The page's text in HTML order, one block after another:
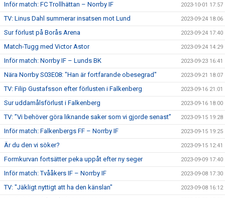
Inför match: FC Trollhättan – Norrby IF 2023-10-01 17:57
TV: Linus Dahl summerar insatsen mot Lund 2023-09-24 18:06
Sur förlust på Borås Arena 2023-09-24 17:40
Match-Tugg med Victor Astor 2023-09-24 14:29
Inför match: Norrby IF – Lunds BK 2023-09-23 16:41
Nära Norrby S03E08: "Han är fortfarande obesegrad" 2023-09-21 18:07
TV: Filip Gustafsson efter förlusten i Falkenberg 2023-09-16 21:01
Sur uddamålsförlust i Falkenberg 2023-09-16 18:00
TV: ”Vi behöver göra liknande saker som vi gjorde senast” 2023-09-15 19:28
Inför match: Falkenbergs FF – Norrby IF 2023-09-15 19:25
Är du den vi söker? 2023-09-15 12:41
Formkurvan fortsätter peka uppåt efter ny seger 2023-09-09 17:40
Inför match: Tvååkers IF – Norrby IF 2023-09-08 17:30
TV: "Jäkligt nyttigt att ha den känslan" 2023-09-08 16:12